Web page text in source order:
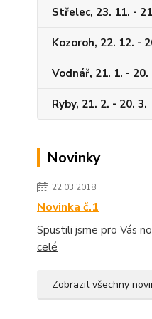
Střelec, 23. 11. -
Kozoroh, 22. 12. -
Vodnář, 21. 1. - 20.
Ryby, 21. 2. - 20. 3.
Novinky
22.03.2018
Novinka č.1
Spustili jsme pro Vás
celé
Zobrazit všechny